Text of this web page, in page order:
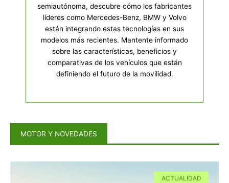
semiautónoma, descubre cómo los fabricantes
líderes como Mercedes-Benz, BMW y Volvo
están integrando estas tecnologías en sus
modelos más recientes. Mantente informado
sobre las características, beneficios y
comparativas de los vehículos que están
definiendo el futuro de la movilidad.
MOTOR Y NOVEDADES
ACTUALIDAD